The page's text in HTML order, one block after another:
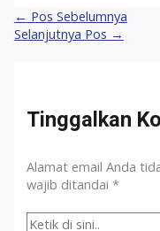
Navigasi
pos
← Pos Sebelumnya
Selanjutnya Pos →
Tinggalkan
Alamat email Anda
wajib ditandai*
Ketik